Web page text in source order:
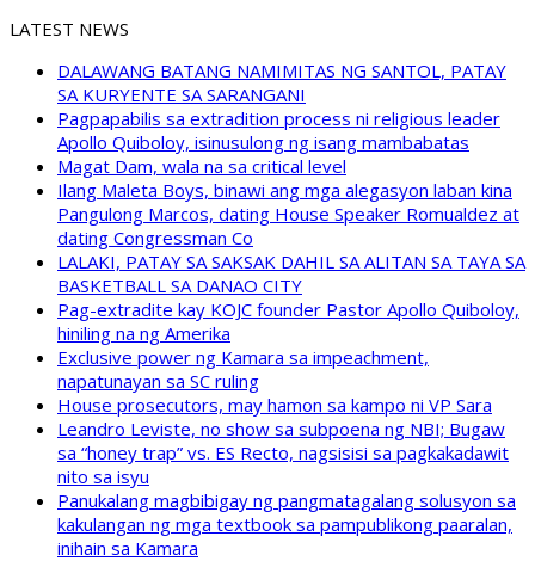
LATEST NEWS
DALAWANG BATANG NAMIMITAS NG SANTOL, PATAY
SA KURYENTE SA SARANGANI
Pagpapabilis sa extradition process ni religious leader
Apollo Quiboloy, isinusulong ng isang mambabatas
Magat Dam, wala na sa critical level
Ilang Maleta Boys, binawi ang mga alegasyon laban kina
Pangulong Marcos, dating House Speaker Romualdez at
dating Congressman Co
LALAKI, PATAY SA SAKSAK DAHIL SA ALITAN SA TAYA SA
BASKETBALL SA DANAO CITY
Pag-extradite kay KOJC founder Pastor Apollo Quiboloy,
hiniling na ng Amerika
Exclusive power ng Kamara sa impeachment,
napatunayan sa SC ruling
House prosecutors, may hamon sa kampo ni VP Sara
Leandro Leviste, no show sa subpoena ng NBI; Bugaw
sa “honey trap” vs. ES Recto, nagsisisi sa pagkakadawit
nito sa isyu
Panukalang magbibigay ng pangmatagalang solusyon sa
kakulangan ng mga textbook sa pampublikong paaralan,
inihain sa Kamara